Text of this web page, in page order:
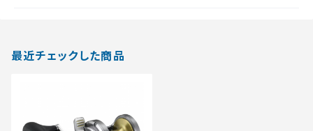
最近チェックした商品